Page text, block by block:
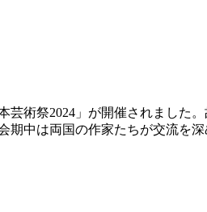
術祭2024」が開催されまし
中は両国の作家たちが交流を